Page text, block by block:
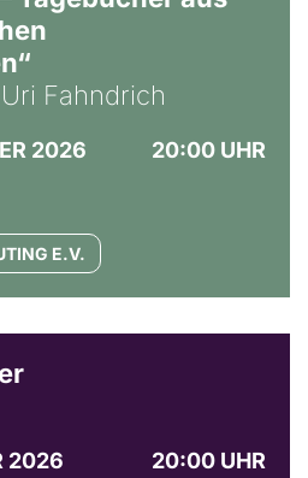
Fahndrich
2026
20:00 UHR
E.V.
2026
20:00 UHR